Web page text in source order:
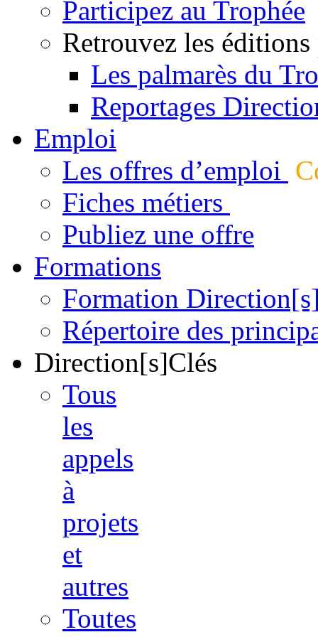
Participez au Trophée
Retrouvez les éditions
Les palmarès du
Reportages
Emploi
Les offres d’emploi
Fiches métiers
Publiez une offre
Formations
Formation
Répertoire des
Direction[s]Clés
Tous
les
appels
à
projets
et
autres
Toutes